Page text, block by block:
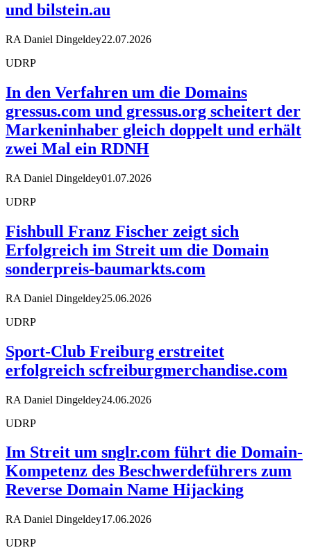
und bilstein.au
RA Daniel Dingeldey22.07.2026
UDRP
In den Verfahren um die Domains
gressus.com und gressus.org scheitert der
Markeninhaber gleich doppelt und erhält
zwei Mal ein RDNH
RA Daniel Dingeldey01.07.2026
UDRP
Fishbull Franz Fischer zeigt sich
Erfolgreich im Streit um die Domain
sonderpreis-baumarkts.com
RA Daniel Dingeldey25.06.2026
UDRP
Sport-Club Freiburg erstreitet
erfolgreich scfreiburgmerchandise.com
RA Daniel Dingeldey24.06.2026
UDRP
Im Streit um snglr.com führt die Domain-
Kompetenz des Beschwerdeführers zum
Reverse Domain Name Hijacking
RA Daniel Dingeldey17.06.2026
UDRP